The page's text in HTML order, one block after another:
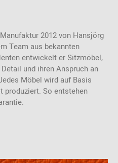
Farbvarianten Ebony, Cacao
Nappaleder mit
den Farbvarianten Anthrazit,
2012 von Hansjörg
Team aus bekannten
entwickelt er Sitzmöbel,
und ihren Anspruch an
Möbel wird auf Basis
produziert. So entstehen